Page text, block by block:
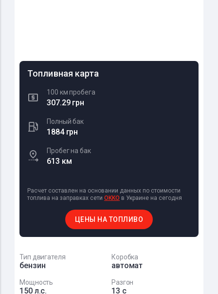
Топливная карта
100 км пробега
307.29 грн
Полный бак
1884 грн
Пробег на бак
613 км
Расчет составлен на основании данных по стоимости
топлива на заправках сети OKKO в Украине на сегодня
ЦЕНЫ НА ТОПЛИВО
Тип двигателя
бензин
Коробка
автомат
Мощность
150 л.с.
Разгон
13 с